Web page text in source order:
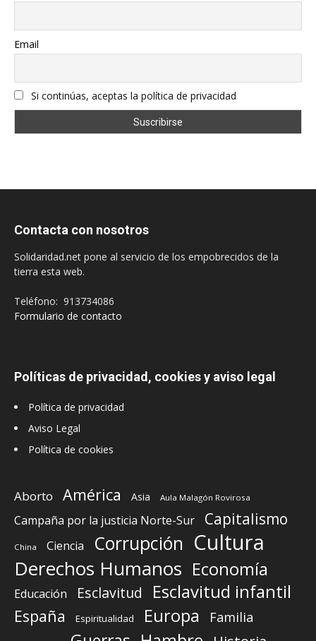
Email
Si continúas, aceptas la política de privacidad
Contacta con nosotros
Solidaridad.net pone al servicio de los empobrecidos de la
tierra esta web.
Teléfono: 913734086
Formulario de contacto
Políticas de privacidad, cookies y aviso legal
Política de privacidad
Aviso Legal
Política de cookies
Aborto América Asia Aula Malagón Rovirosa
Campaña por la justicia Norte-Sur Capitalismo
China Ciencia Corrupción Cultura
Derechos Humanos Economía
Educación Esclavitud Esclavitud infantil
España Espiritualidad Europa Familia